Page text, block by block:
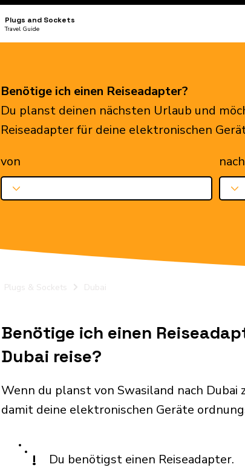
Plugs and Sockets
Travel Guide
Benötige ich einen Reiseadapter?
Du planst deinen nächsten Urlaub und
Reiseadapter für deine elektronischen
von
nach
Plugs & Sockets Dubai
Benötige ich einen
Dubai reise?
Wenn du planst von Swasiland nach
damit deine elektronischen Geräte
! Du benötigst einen Reiseadapter.